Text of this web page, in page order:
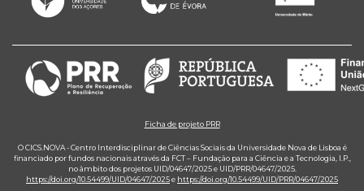
Ficha de projeto PRR
O CICS.NOVA - Centro Interdisciplinar de Ciências Sociais da Universidade Nova de Lisboa é
financiado por fundos nacionais através da FCT – Fundação para a Ciência e a Tecnologia, I.P.,
no âmbito dos projetos UID/04647/2025 e UID/PRR/04647/2025.
https://doi.org/10.54499/UID/04647/2025e https://doi.org/10.54499/UID/PRR/04647/2025